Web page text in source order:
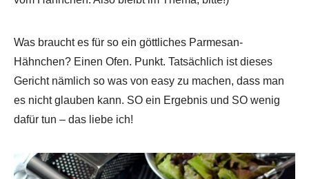
Was braucht es für so ein göttliches Parmesan-
Hähnchen? Einen Ofen. Punkt. Tatsächlich ist dieses
Gericht nämlich so was von easy zu machen, dass man
es nicht glauben kann. SO ein Ergebnis und SO wenig
dafür tun – das liebe ich!